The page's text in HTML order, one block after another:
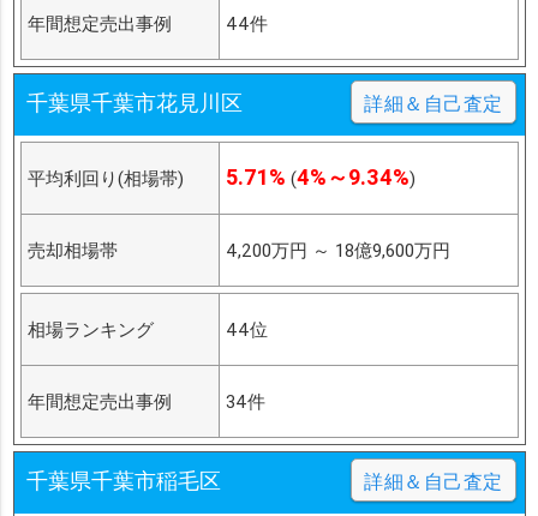
年間想定売出事例 44件
千葉県千葉市花見川区 詳細＆自己査定
平均利回り(相場帯) 5.71% (4%～9.34%)
売却相場帯 4,200万円 ～ 18億9,600万円
相場ランキング 44位
年間想定売出事例 34件
千葉県千葉市稲毛区 詳細＆自己査定